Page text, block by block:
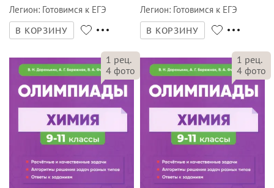
Легион: Готовимся к ЕГЭ
В КОРЗИНУ
Легион: Готовимся к ЕГЭ
В КОРЗИНУ
1 рец.
4 фото
1 рец.
4 фото